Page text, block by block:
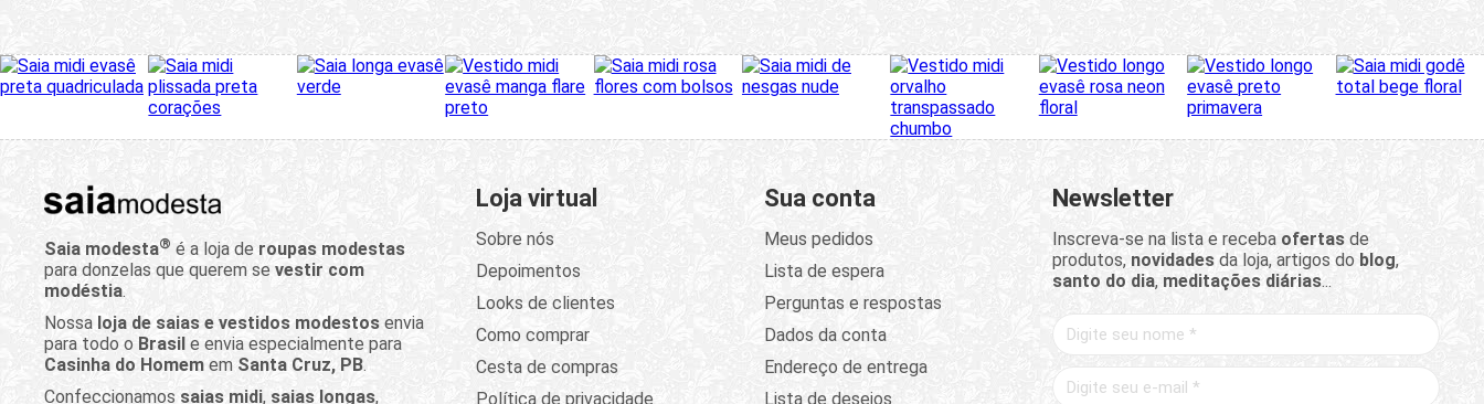
Saia modesta® é a loja de roupas modestas
para donzelas que querem se vestir com
modéstia.
Nossa loja de saias e vestidos modestos envia
para todo o Brasil e envia especialmente para
Casinha do Homem em Santa Cruz, PB.
Confeccionamos saias midi, saias longas,
Loja virtual
Sobre nós
Depoimentos
Looks de clientes
Como comprar
Cesta de compras
Política de privacidade
Sua conta
Meus pedidos
Lista de espera
Perguntas e respostas
Dados da conta
Endereço de entrega
Lista de desejos
Newsletter
Inscreva-se na lista e receba ofertasde
produtos, novidadesda loja, artigos do blog,
santo do dia, meditações diárias...